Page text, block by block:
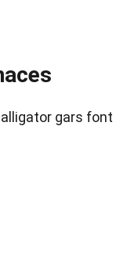
gars font